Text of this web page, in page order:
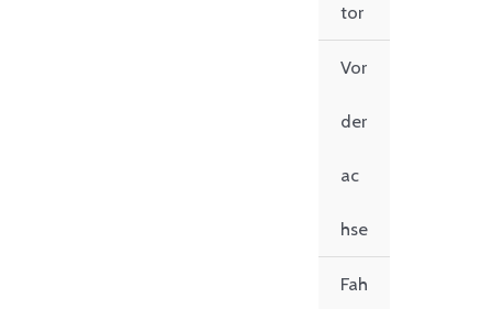
tor
Vor
der
ac
hse
Fah